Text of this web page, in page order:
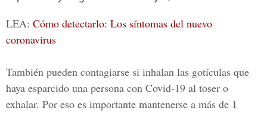
LEA: Cómo detectarlo: Los síntomas del nuevo
coronavirus
También pueden contagiarse si inhalan las gotículas que
haya esparcido una persona con Covid-19 al toser o
exhalar. Por eso es importante mantenerse a más de 1